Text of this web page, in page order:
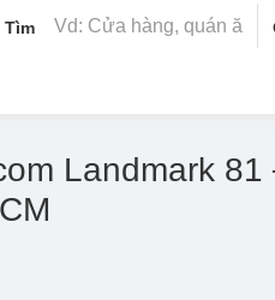
Tìm
Landmark 81